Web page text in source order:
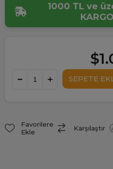
1000 TL ve
Favorilere
Ekle
Karşılaştır